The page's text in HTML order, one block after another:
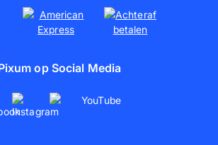
op Social Media